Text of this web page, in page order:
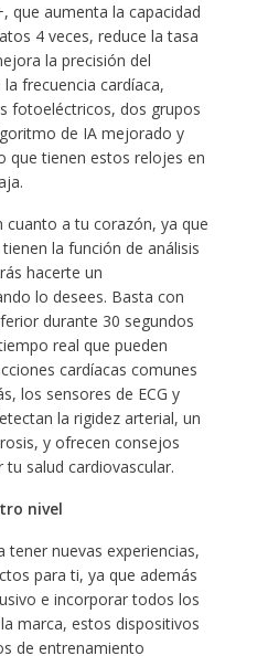
que aumenta la capacidad
4 veces, reduce la tasa
la precisión del
frecuencia cardíaca,
fotoeléctricos, dos grupos
de IA mejorado y
que tienen estos relojes en
a tu corazón, ya que
la función de análisis
hacerte un
lo desees. Basta con
durante 30 segundos
real que pueden
cardíacas comunes
los sensores de ECG y
la rigidez arterial, un
y ofrecen consejos
salud cardiovascular.
nivel
tener nuevas experiencias,
para ti, ya que además
e incorporar todos los
marca, estos dispositivos
de entrenamiento